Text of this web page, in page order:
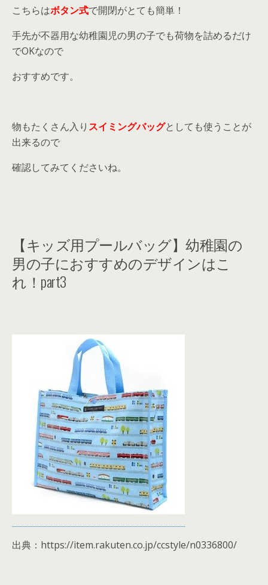
こちらはボタン式で開閉がとても簡単！
手先が不器用な幼稚園児の男の子でも荷物を詰めるだけ
でOKなので
おすすめです。
物もたくさん入り スイミングバッグとしても使うことが
出来るので
確認してみてくださいね。
【キッズ用プールバッグ】幼稚園の
男の子におすすめのデザインはこ
れ！part3
出典：https://item.rakuten.co.jp/ccstyle/n0336800/